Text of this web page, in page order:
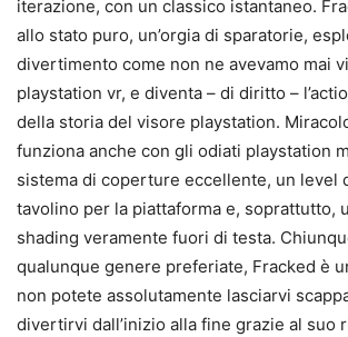
iterazione, con un classico istantaneo.
allo stato puro, un’orgia di sparatorie,
divertimento come non ne avevamo mai
playstation vr, e diventa – di diritto –
della storia del visore playstation.
funziona anche con gli odiati playstation
sistema di coperture eccellente, un level
tavolino per la piattaforma e, soprattutto,
shading veramente fuori di testa.
qualunque genere preferiate, Fracked è
non potete assolutamente lasciarvi
divertirvi dall’inizio alla fine grazie al suo